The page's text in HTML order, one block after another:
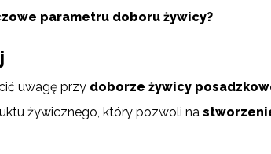
parametru doboru żywicy?
uwagę przy doborze żywicy
żywicznego, który pozwoli na